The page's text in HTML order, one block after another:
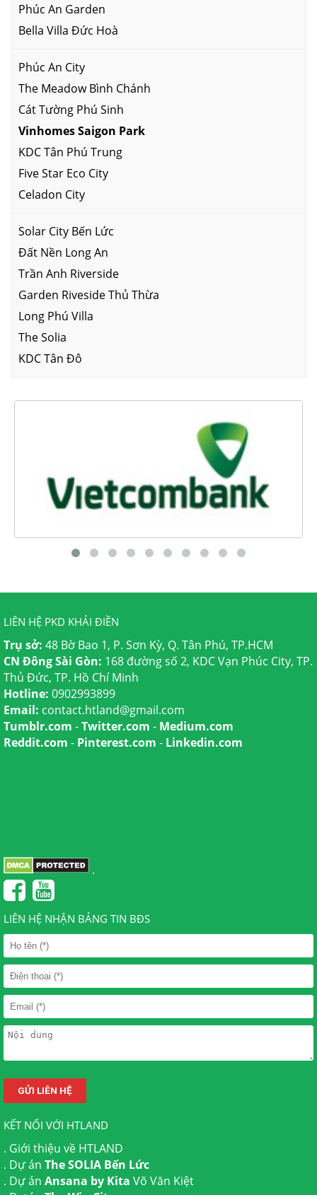
Phúc An Garden
Bella Villa Đức Hoà
Phúc An City
The Meadow Bình Chánh
Cát Tường Phú Sinh
Vinhomes Saigon Park
KDC Tân Phú Trung
Five Star Eco City
Celadon City
Solar City Bến Lức
Đất Nền Long An
Trần Anh Riverside
Garden Riveside Thủ Thừa
Long Phú Villa
The Solia
KDC Tân Đô
LIÊN HỆ PKD KHẢI ĐIỀN
Trụ sở: 48 Bờ Bao 1, P. Sơn Kỳ, Q. Tân Phú, TP.HCM
CN Đông Sài Gòn: 168 đường số 2, KDC Vạn Phúc City, TP.
Thủ Đức, TP. Hồ Chí Minh
Hotline: 0902993899
Email: contact.htland@gmail.com
Tumblr.com -Twitter.com - Medium.com
Reddit.com - Pinterest.com - Linkedin.com
.
LIÊN HỆ NHẬN BẢNG TIN BĐS
KẾT NỐI VỚI HTLAND
. Giới thiệu về HTLAND
. Dự án The SOLIA Bến Lức
. Dự án Ansana by Kita Võ Văn Kiệt